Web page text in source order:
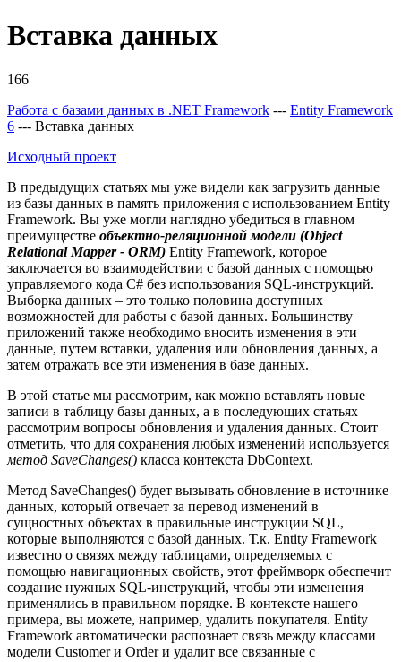
Вставка данных
166
Работа с базами данных в .NET Framework --- Entity Framework
6 --- Вставка данных
Исходный проект
В предыдущих статьях мы уже видели как загрузить данные
из базы данных в память приложения с использованием Entity
Framework. Вы уже могли наглядно убедиться в главном
преимуществе объектно-реляционной модели (Object
Relational Mapper - ORM) Entity Framework, которое
заключается во взаимодействии с базой данных с помощью
управляемого кода C# без использования SQL-инструкций.
Выборка данных – это только половина доступных
возможностей для работы с базой данных. Большинству
приложений также необходимо вносить изменения в эти
данные, путем вставки, удаления или обновления данных, а
затем отражать все эти изменения в базе данных.
В этой статье мы рассмотрим, как можно вставлять новые
записи в таблицу базы данных, а в последующих статьях
рассмотрим вопросы обновления и удаления данных. Стоит
отметить, что для сохранения любых изменений используется
метод SaveChanges() класса контекста DbContext.
Метод SaveChanges() будет вызывать обновление в источнике
данных, который отвечает за перевод изменений в
сущностных объектах в правильные инструкции SQL,
которые выполняются с базой данных. Т.к. Entity Framework
известно о связях между таблицами, определяемых с
помощью навигационных свойств, этот фреймворк обеспечит
создание нужных SQL-инструкций, чтобы эти изменения
применялись в правильном порядке. В контексте нашего
примера, вы можете, например, удалить покупателя. Entity
Framework автоматически распознает связь между классами
модели Customer и Order и удалит все связанные с